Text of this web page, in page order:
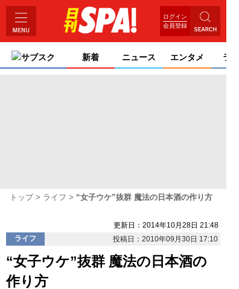
ログイン
会員登録
サブスク 新着 ニュース エンタメ ライ
トップ ライフ “女子ウケ”抜群 魔法の日本酒の作り方
更新日：2014年10月28日 21:48
ライフ
投稿日：2010年09月30日 17:10
“女子ウケ”抜群 魔法の日本酒の
作り方